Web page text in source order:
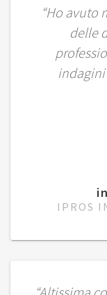
“Ho avuto
delle
IPROS